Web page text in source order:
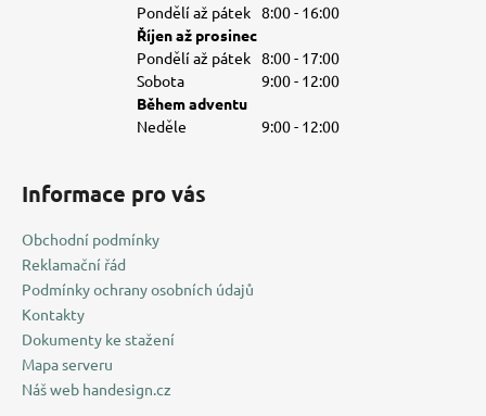
Pondělí až pátek 8:00 - 16:00
Říjen až prosinec
Pondělí až pátek 8:00 - 17:00
Sobota
9:00 - 12:00
Během adventu
Neděle
9:00 - 12:00
Informace pro vás
Obchodní podmínky
Reklamační řád
Podmínky ochrany osobních údajů
Kontakty
Dokumenty ke stažení
Mapa serveru
Náš web handesign.cz